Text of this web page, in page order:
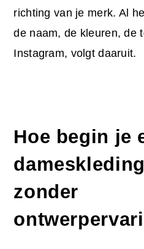
richting van je merk. Al
de naam, de kleuren, de
Instagram, volgt daaruit.
Hoe begin je
zonder